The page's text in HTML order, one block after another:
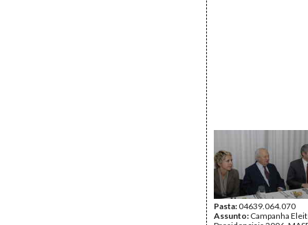
Pasta:04639.064.070
Assunto: Campanha